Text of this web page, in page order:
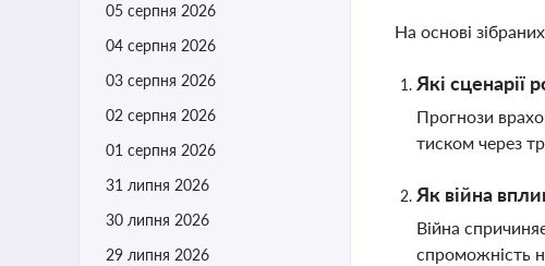
05 серпня 2026
04 серпня 2026
03 серпня 2026
02 серпня 2026
01 серпня 2026
31 липня 2026
30 липня 2026
29 липня 2026
На основі
Які сценарії
Прогнози
тиском через
Як війна
Війна
спроможність